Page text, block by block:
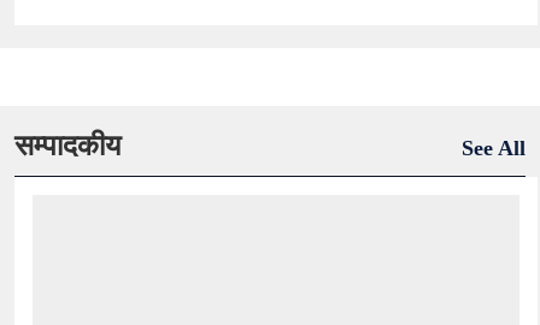
सम्पादकीय See All